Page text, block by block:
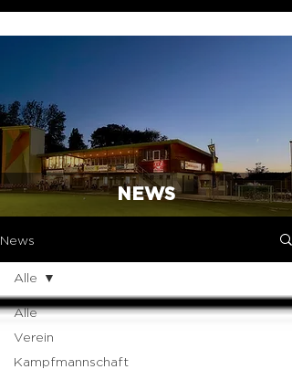
NEWS
News
Alle
Verein
Kampfmannschaft
Alle